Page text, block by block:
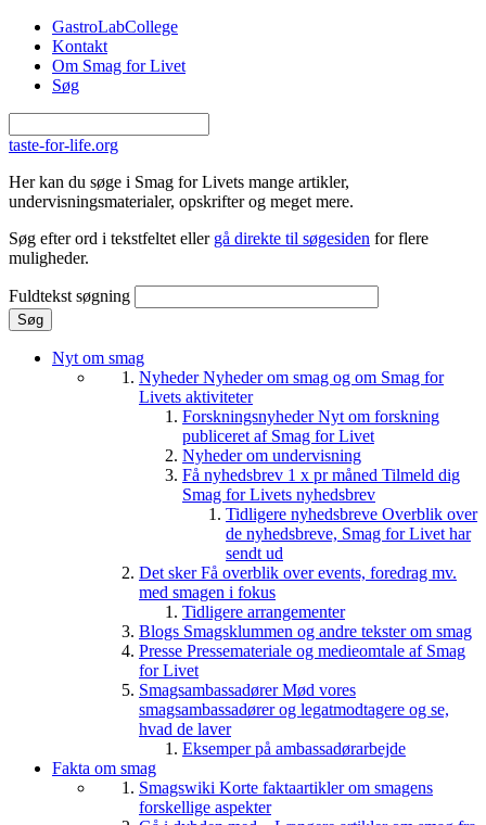
Gå til hovedindhold
GastroLabCollege
Kontakt
Om Smag for Livet
Søg
taste-for-life.org
Her kan du søge i Smag for Livets mange artikler,
undervisningsmaterialer, opskrifter og meget mere.
Søg efter ord i tekstfeltet eller gå direkte til søgesiden for flere
muligheder.
Fuldtekst søgning
Nyt om smag
NyhederNyheder om smag og om Smag for
Livets aktiviteter
ForskningsnyhederNyt om forskning
publiceret af Smag for Livet
Nyheder om undervisning
Få nyhedsbrev 1 x pr måned Tilmeld dig
Smag for Livets nyhedsbrev
Tidligere nyhedsbreve Overblik over
de nyhedsbreve, Smag for Livet har
sendt ud
Det skerFå overblik over events, foredrag mv.
med smagen i fokus
Tidligere arrangementer
Blogs Smagsklummen og andre tekster om smag
Presse Pressemateriale og medieomtale af Smag
for Livet
SmagsambassadørerMød vores
smagsambassadører og legatmodtagere og se,
hvad de laver
Eksemper på ambassadørarbejde
Fakta om smag
Smagswiki Korte faktaartikler om smagens
forskellige aspekter